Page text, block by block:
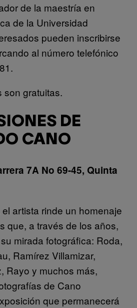
de la maestría en
de la Universidad
pueden inscribirse
al número telefónico
son gratuitas.
DE
CANO
7A No 69-45, Quinta
artista rinde un homenaje
que, a través de los años,
mirada fotográfica: Roda,
Ramírez Villamizar,
Rayo y muchos más,
de Cano
que permanecerá